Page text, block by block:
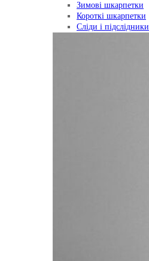
Зимові шкарпетки
Короткі шкарпетки
Сліди і підслідники